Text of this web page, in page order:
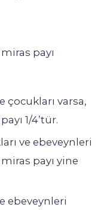
payı
çocukları varsa,
1/4’tür.
ve ebeveynleri
payı yine
ebeveynleri